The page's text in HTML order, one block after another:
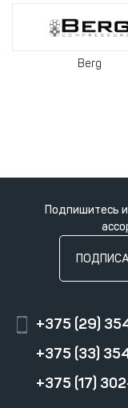
Berg
Подпишитесь
+375 (29)
+375 (33)
+375 (17)